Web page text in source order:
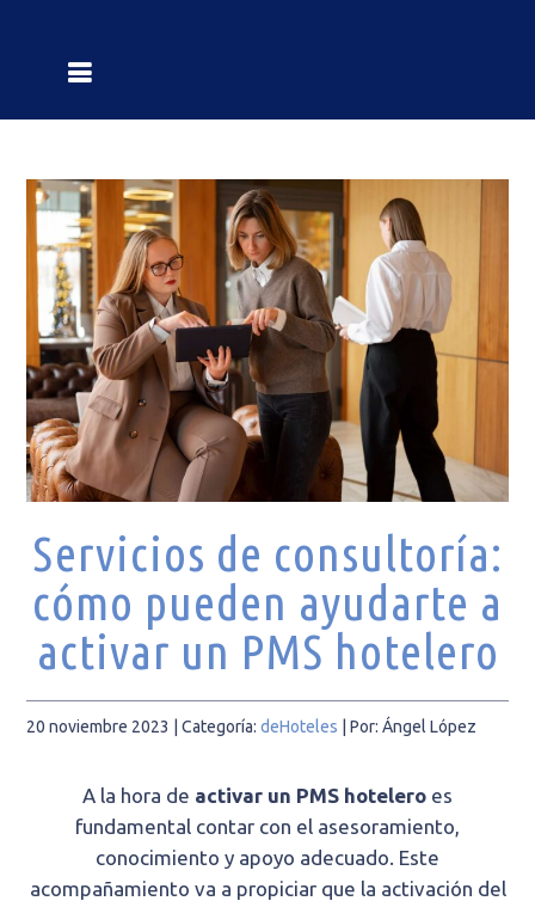
Servicios de consultoría:
cómo pueden ayudarte a
activar un PMS hotelero
20 noviembre 2023 | Categoría:deHoteles |Por: Ángel López
A la hora de activar un PMS hotelero es
fundamental contar con el asesoramiento,
conocimiento y apoyo adecuado. Este
acompañamiento va a propiciar que la activación del